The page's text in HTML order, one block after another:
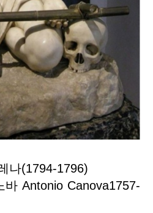
나(1794-1796)
Antonio Canova1757-